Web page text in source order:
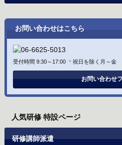
お問い合わせはこちら
受付時間 9:30～17:00 ＊ 祝日を除く月～金
お問い合わせ
人気研修 特設ページ
研修講師派遣